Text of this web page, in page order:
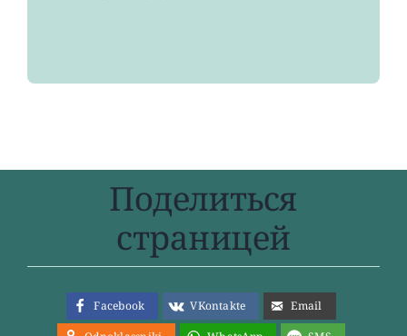
Поделиться
страницей
Facebook VKontakte
Email